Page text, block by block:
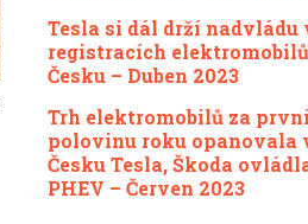
Tesla si dál drží nadvládu
registracích
Česku – Duben 2023
Trh elektromobilů za první
polovinu roku opanovala
Česku Tesla, Škoda
PHEV – Červen 2023